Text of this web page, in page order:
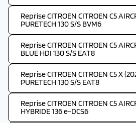
Reprise CITROEN CITROEN C5
PURETECH 130 S/S BVM6
Reprise CITROEN CITROEN C5
BLUE HDI 130 S/S EAT8
Reprise CITROEN CITROEN C5 X
PURETECH 130 S/S EAT8
Reprise CITROEN CITROEN C5
HYBRIDE 136 e-DCS6